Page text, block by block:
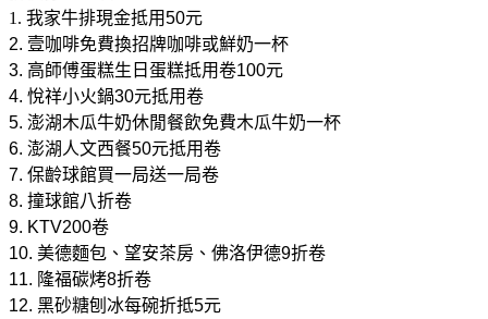
1. 我家牛排現金抵用50元
2. 壹咖啡免費換招牌咖啡或鮮奶一杯
3. 高師傅蛋糕生日蛋糕抵用卷100元
4. 悅祥小火鍋30元抵用卷
5. 澎湖木瓜牛奶休閒餐飲免費木瓜牛奶一杯
6. 澎湖人文西餐50元抵用卷
7. 保齡球館買一局送一局卷
8. 撞球館八折卷
9. KTV200卷
10. 美德麵包、望安茶房、佛洛伊德9折卷
11. 隆福碳烤8折卷
12. 黑砂糖刨冰每碗折抵5元